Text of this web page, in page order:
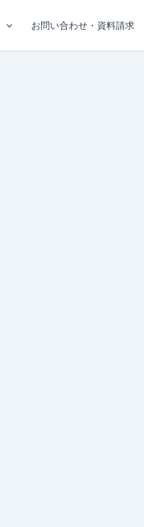
お問い合わせ・資料請求